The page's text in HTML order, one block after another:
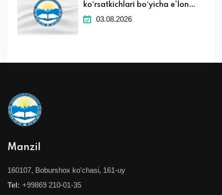
ko‘rsatkichlari bo‘yicha e'lon
qilingan dastlabki natijalarga
03.08.2026
Manzil
160107, Boburshox ko'chasi, 161-uy
Tel: +99869 210-01-35